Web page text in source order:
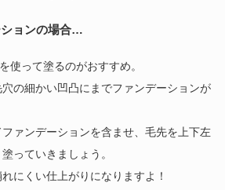
ションの場合…
使って塗るのがおすすめ。
の細かい凹凸にまでファンデーションが
ァンデーションを含ませ、毛先を上下左
っていきましょう。
にくい仕上がりになりますよ！